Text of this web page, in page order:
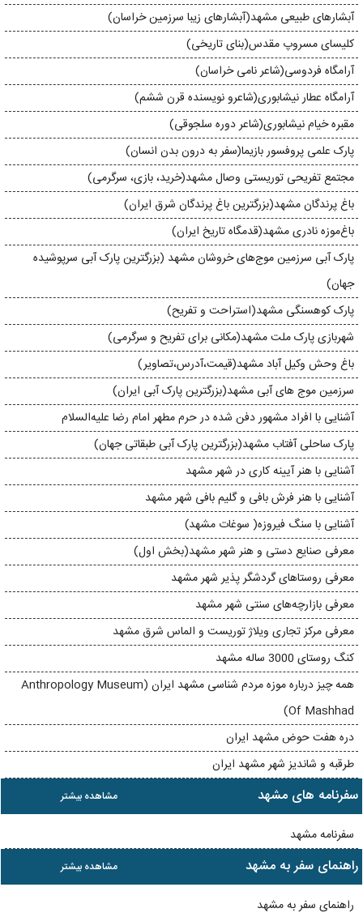
آبشارهای طبیعی مشهد(آبشارهای زیبا سرزمین خراسان)
کلیسا‌ی مسروپ مقدس(بنای تاریخی)
آرامگاه فردوسی(شاعر نامی خراسان)
آرامگاه عطار نیشابوری(شاعرو نویسنده قرن ششم)
مقبره‌ خیام نیشابوری(شاعر دوره سلجوقی)
پارک علمی پروفسور بازیما(سفر به درون بدن انسان)
مجتمع تفریحی توریستی وصال مشهد(خرید، بازی، سرگرمی)
باغ پرندگان مشهد(بزرگترین باغ پرندگان شرق ایران)
باغ‌موزه‌ نادری مشهد(قدمگاه تاریخ ایران)
پارک آبی سرزمین موج‌های خروشان مشهد (بزرگترین پارک آبی سرپوشیده
جهان)
پارک کوهسنگی مشهد(استراحت و تفریح)
شهربازی پارک ملت مشهد(مکانی برای تفریح و سرگرمی)
باغ وحش وکیل‌ آباد مشهد(قیمت،آدرس،تصاویر)
سرزمین موج های آبی مشهد(بزرگترین پارک آبی ایران)
آشنایی با افراد مشهور دفن شده در حرم مطهر امام رضا علیه‌السلام
پارک ساحلی آفتاب مشهد(بزرگترین پارک آبی طبقاتی جهان)
آشنایی با هنر آیینه‌ کاری در شهر مشهد
آشنایی با هنر فرش بافی و گلیم بافی شهر مشهد
آشنایی با سنگ فیروزه( سوغات مشهد)
معرفی صنایع دستی و هنر شهر مشهد(بخش اول)
معرفی روستاهای گردشگر پذیر شهر مشهد
معرفی بازارچه‌های سنتی شهر مشهد
معرفی مرکز تجاری ویلاژ توریست و الماس شرق مشهد
کنگ روستای 3000 ساله مشهد
همه چیز درباره موزه مردم شناسی مشهد ایران (Anthropology Museum
Of Mashhad)
دره هفت حوض مشهد ایران
طرقبه و شاندیز شهر مشهد ایران
مشاهده بیشتر سفرنامه های مشهد
سفرنامه مشهد
مشاهده بیشتر راهنمای سفر به مشهد
راهنمای سفر به مشهد